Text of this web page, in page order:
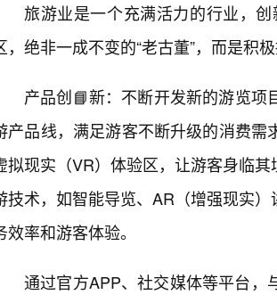
旅游业是一个充满活力的行业，
，绝非一成不变的“老古董”，而是积
产品创📘新：不断开发新的游览
产品线，满足游客不断升级的消费
拟现实（VR）体验区，让游客身临
技术，如智能导览、AR（增强现实
效率和游客体验。
通过官方APP、社交媒体等平台，